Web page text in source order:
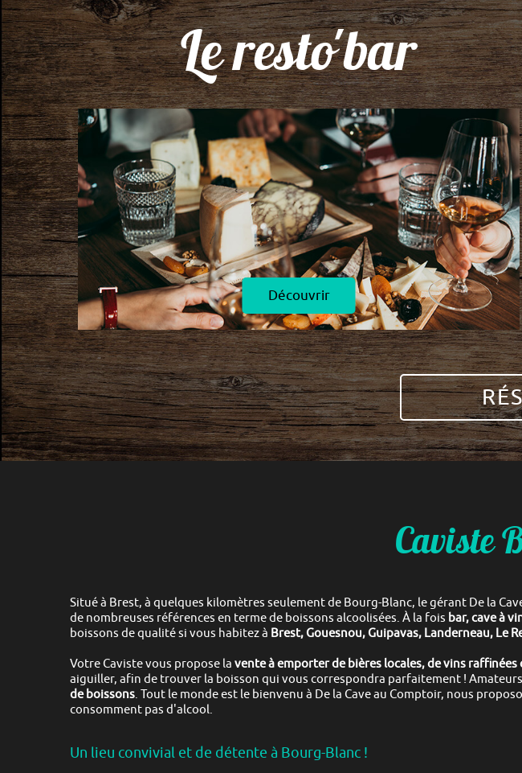
Le resto'bar
Découvrir
Caviste
Situé à Brest, à quelques kilomètres seulement de Bourg-Blanc, le gérant De la
de nombreuses références en terme de boissons alcoolisées. À la fois bar, cave à
boissons de qualité si vous habitez à Brest, Gouesnou, Guipavas, Landerneau, Le
Votre Caviste vous propose la vente à emporter de bières locales, de vins
aiguiller, afin de trouver la boisson qui vous correspondra parfaitement !
de boissons. Tout le monde est le bienvenu à De la Cave au Comptoir, nous
consomment pas d'alcool.
Un lieu convivial et de détente à Bourg-Blanc !